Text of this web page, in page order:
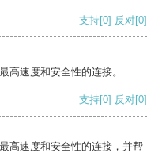
支持[0] 反对[0]
高速度和安全性的连接。
支持[0] 反对[0]
高速度和安全性的连接，并帮